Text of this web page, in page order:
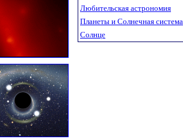
Любительская астрономия
Планеты и Солнечная система
Солнце